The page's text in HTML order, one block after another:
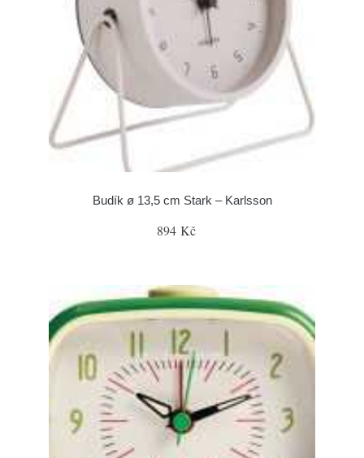
Budík ø 13,5 cm Stark – Karlsson
894 Kč